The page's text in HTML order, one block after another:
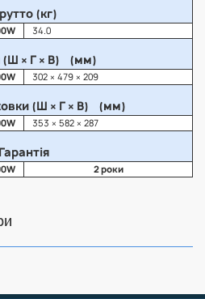
(кг)
34.0
(Ш × Г × В) (мм)
302 × 479 × 209
(Ш × Г × В) (мм)
353 × 582 × 287
Гарантія
2 роки